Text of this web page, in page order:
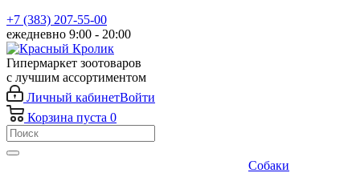
+7 (383) 207-55-00
ежедневно 9:00 - 20:00
Гипермаркет зоотоваров
с лучшим ассортиментом
Личный кабинетВойти
Корзина пуста 0
Собаки